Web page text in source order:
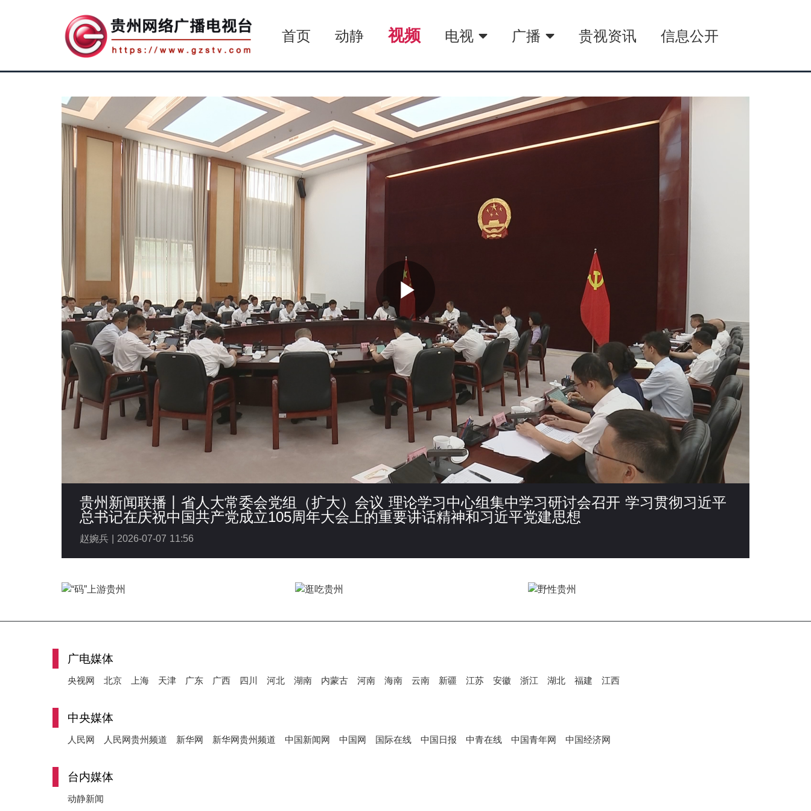
首页 动静 视频 电视 广播 贵视资讯 信息公开
P
l
a
y
V
i
d
e
贵州新闻联播丨省人大常委会党组（扩大）会议 理论学习中心组集中学习研讨会召开 学习贯彻习近平
总书记在庆祝中国共产党成立105周年大会上的重要讲话精神和习近平党建思想
赵婉兵 | 2026-07-07 11:56
广电媒体
央视网 北京 上海 天津 广东 广西 四川 河北 湖南 内蒙古 河南 海南 云南 新疆 江苏 安徽 浙江 湖北 福建 江西
中央媒体
人民网 人民网贵州频道 新华网 新华网贵州频道 中国新闻网 中国网 国际在线 中国日报 中青在线 中国青年网 中国经济网
台内媒体
动静新闻